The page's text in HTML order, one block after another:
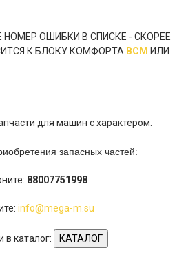
НОМЕР ОШИБКИ В СПИСКЕ - СКОРЕЕ
К БЛОКУ КОМФОРТА BCM ИЛИ
для машин с характером.
запасных частей:
88007751998
info@mega-m.su
в каталог: КАТАЛОГ